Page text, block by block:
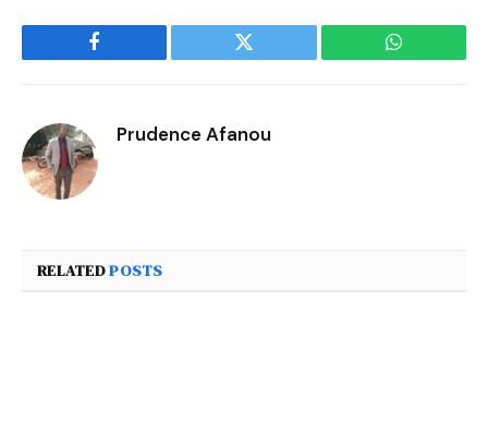
Facebook Twitter WhatsApp
Prudence Afanou
RELATEDPOSTS